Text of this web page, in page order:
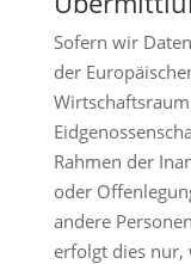
Sofern wir
der
Rahmen der
oder
andere
erfolgt dies nur,